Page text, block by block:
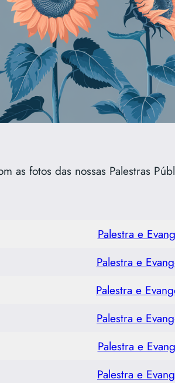
as fotos das nossas Palestras
Palestra e
Palestra e
Palestra e
Palestra e
Palestra e
Palestra e